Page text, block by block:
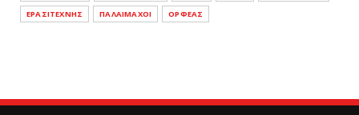
ΕΡΑΣΙΤΕΧΝΗΣ
ΠΑΛΑΙΜΑΧΟΙ ΟΡΦΕΑΣ